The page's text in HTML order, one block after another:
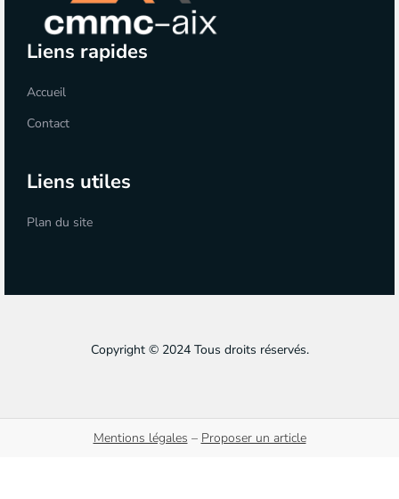
Liens rapides
Accueil
Contact
Liens utiles
Plan du site
Copyright © 2024 Tous droits réservés.
Mentions légales – Proposer un article